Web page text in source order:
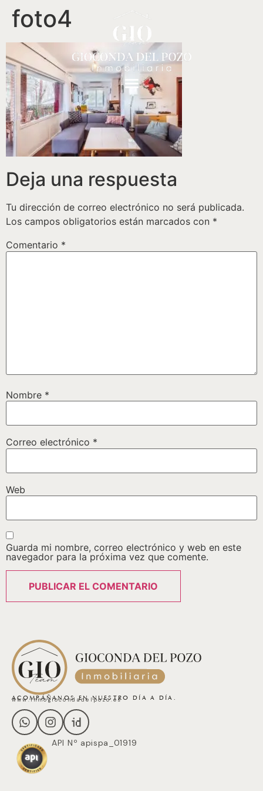
foto4
Deja una respuesta
Tu dirección de correo electrónico no será publicada.
Los campos obligatorios están marcados con *
Comentario *
Nombre *
Correo electrónico *
Web
Guarda mi nombre, correo electrónico y web en este
navegador para la próxima vez que comente.
ACOMPÁÑANOS EN NUESTRO DÍA A DÍA.
www.inmogiocondadelpozo.es
API Nº apispa_01919